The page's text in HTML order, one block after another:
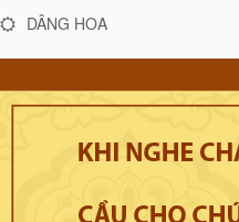
DÂNG HOA